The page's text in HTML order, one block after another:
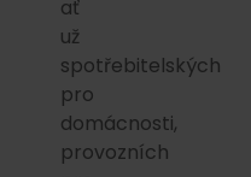
ať
už
spotřebitelských
pro
domácnosti,
provozních